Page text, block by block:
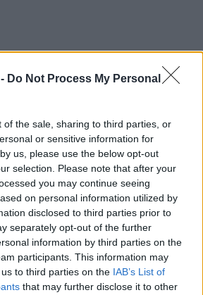
Do Not Process My Personal
of the sale, sharing to third parties, or
or sensitive information for
us, please use the below opt-out
selection. Please note that after your
you may continue seeing
on personal information utilized by
disclosed to third parties prior to
separately opt-out of the further
information by third parties on the
participants. This information may
to third parties on the IAB’s List of
that may further disclose it to other